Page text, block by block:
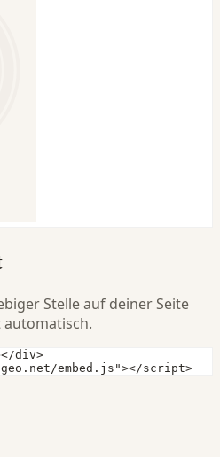
Stelle auf deiner Seite
automatisch.
div>
embed.js"></script>